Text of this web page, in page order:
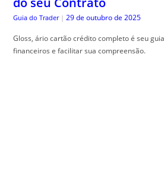
Guia do Trader | 29 de outubro de 2025
Gloss, ário cartão crédito completo é seu
financeiros e facilitar sua compreensão.